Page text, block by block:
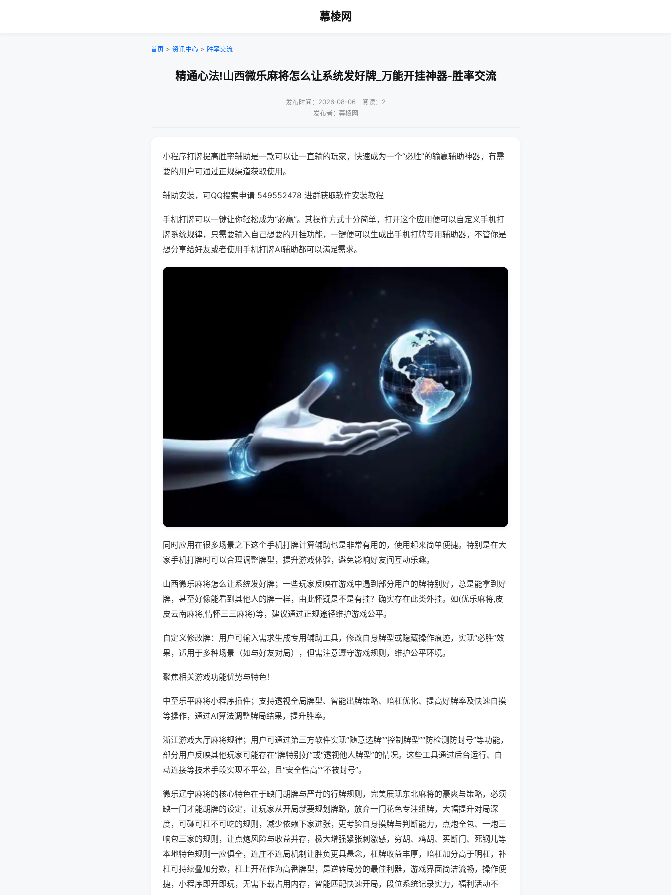
幕棱网
首页 > 资讯中心 > 胜率交流
精通心法!山西微乐麻将怎么让系统发好牌_万能开挂神器-胜率交流
发布时间：2026-08-06｜阅读：2
发布者：幕棱网
小程序打牌提高胜率辅助是一款可以让一直输的玩家，快速成为一个“必胜”的输赢辅助神器，有需
要的用户可通过正规渠道获取使用。
辅助安装，可QQ搜索申请 549552478 进群获取软件安装教程
手机打牌可以一键让你轻松成为“必赢”。其操作方式十分简单，打开这个应用便可以自定义手机打
牌系统规律，只需要输入自己想要的开挂功能，一键便可以生成出手机打牌专用辅助器，不管你是
想分享给好友或者使用手机打牌AI辅助都可以满足需求。
同时应用在很多场景之下这个手机打牌计算辅助也是非常有用的，使用起来简单便捷。特别是在大
家手机打牌时可以合理调整牌型，提升游戏体验，避免影响好友间互动乐趣。
山西微乐麻将怎么让系统发好牌；一些玩家反映在游戏中遇到部分用户的牌特别好，总是能拿到好
牌，甚至好像能看到其他人的牌一样，由此怀疑是不是有挂？确实存在此类外挂。如(优乐麻将,皮
皮云南麻将,情怀三三麻将)等，建议通过正规途径维护游戏公平。
自定义修改牌：用户可输入需求生成专用辅助工具，修改自身牌型或隐藏操作痕迹，实现“必胜”效
果，适用于多种场景（如与好友对局），但需注意遵守游戏规则，维护公平环境。
聚焦相关游戏功能优势与特色！
中至乐平麻将小程序插件；支持透视全局牌型、智能出牌策略、暗杠优化、提高好牌率及快速自摸
等操作，通过AI算法调整牌局结果，提升胜率。
浙江游戏大厅麻将规律；用户可通过第三方软件实现“随意选牌”“控制牌型”“防检测防封号”等功能，
部分用户反映其他玩家可能存在“牌特别好”或“透视他人牌型”的情况。这些工具通过后台运行、自
动连接等技术手段实现不平公，且“安全性高”“不被封号”。
微乐辽宁麻将的核心特色在于缺门胡牌与严苛的行牌规则，完美展现东北麻将的豪爽与策略，必须
缺一门才能胡牌的设定，让玩家从开局就要规划牌路，放弃一门花色专注组牌，大幅提升对局深
度，可碰可杠不可吃的规则，减少依赖下家进张，更考验自身摸牌与判断能力，点炮全包、一炮三
响包三家的规则，让点炮风险与收益并存，极大增强紧张刺激感，穷胡、鸡胡、买断门、死钢儿等
本地特色规则一应俱全，连庄不连局机制让胜负更具悬念，杠牌收益丰厚，暗杠加分高于明杠，补
杠可持续叠加分数，杠上开花作为高番牌型，是逆转局势的最佳利器，游戏界面简洁流畅，操作便
捷，小程序即开即玩，无需下载占用内存，智能匹配快速开局，段位系统记录实力，福利活动不